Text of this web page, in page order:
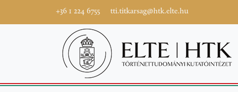
+36 1 224 6755 tti.titkarsag@htk.elte.hu